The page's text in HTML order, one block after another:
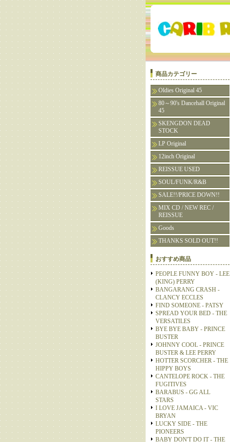
商品カテゴリー
Oldies Original 45
80～90's Dancehall Original
45
SKENGDON DEAD
STOCK
LP Original
12inch Original
REISSUE USED
SOUL/FUNK/R&B
SALE!!/PRICE DOWN!!
MIX CD / NEW REC /
REISSUE
Goods
THANKS SOLD OUT!!
おすすめ商品
PEOPLE FUNNY BOY - LEE
(KING) PERRY
BANGARANG CRASH -
CLANCY ECCLES
FIND SOMEONE - PATSY
SPREAD YOUR BED - THE
VERSATILES
BYE BYE BABY - PRINCE
BUSTER
JOHNNY COOL - PRINCE
BUSTER & LEE PERRY
HOTTER SCORCHER - THE
HIPPY BOYS
CANTELOPE ROCK - THE
FUGITIVES
BARABUS - GG ALL
STARS
I LOVE JAMAICA - VIC
BRYAN
LUCKY SIDE - THE
PIONEERS
BABY DON'T DO IT - THE